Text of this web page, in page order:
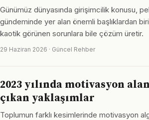
Günümüz dünyasında girişimcilik konusu,
gündeminde yer alan önemli başlıklardan
kaotik görünen sorunlara bile çözüm üretir.
29 Haziran 2026 · Güncel Rehber
2023 yılında motivasyon
çıkan yaklaşımlar
Toplumun farklı kesimlerinde motivasyon